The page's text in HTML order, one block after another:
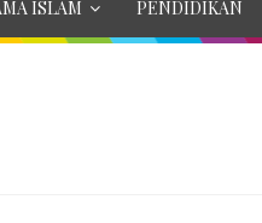
ISLAM PENDIDIKAN